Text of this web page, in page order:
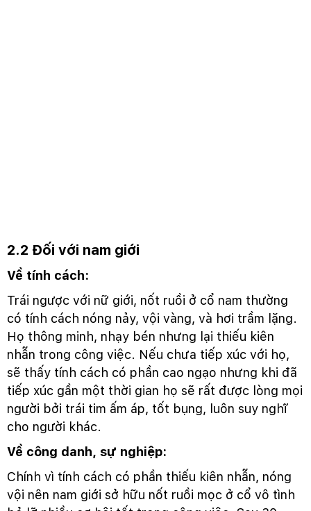
2.2 Đối với nam giới
Về tính cách:
Trái ngược với nữ giới, nốt ruồi ở cổ nam thường
có tính cách nóng nảy, vội vàng, và hơi trầm lặng.
Họ thông minh, nhạy bén nhưng lại thiếu kiên
nhẫn trong công việc. Nếu chưa tiếp xúc với họ,
sẽ thấy tính cách có phần cao ngạo nhưng khi đã
tiếp xúc gần một thời gian họ sẽ rất được lòng mọi
người bởi trái tim ấm áp, tốt bụng, luôn suy nghĩ
cho người khác.
Về công danh, sự nghiệp:
Chính vì tính cách có phần thiếu kiên nhẫn, nóng
vội nên nam giới sở hữu nốt ruồi mọc ở cổ vô tình